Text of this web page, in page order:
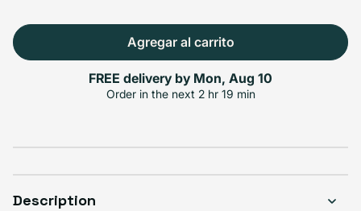
Select Condición
Agregar al carrito
FREE delivery by Mon, Aug 10
Order in the next 2 hr 19 min
Description